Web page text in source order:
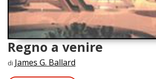
Regno a venire
di James G. Ballard